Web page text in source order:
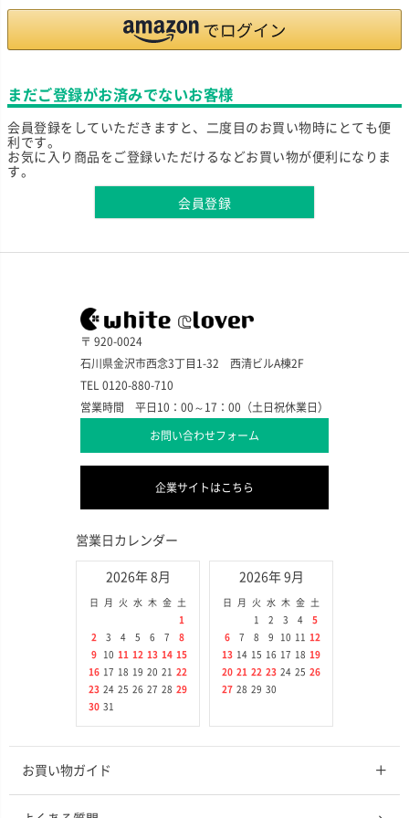
まだご登録がお済みでないお客様
会員登録をしていただきますと、二度目のお買い物時にとても便
利です。
お気に入り商品をご登録いただけるなどお買い物が便利になりま
す。
会員登録
〒 920-0024
石川県金沢市西念3丁目1-32 西清ビルA棟2F
TEL 0120-880-710
営業時間 平日10：00～17：00（土日祝休業日）
お問い合わせフォーム
企業サイトはこちら
営業日カレンダー
2026年 8月
日 月 火 水 木 金
土
1
2
3 4 5 6 7
8
9
10 11 12 13 14 15
16 17 18 19 20 21
22
23 24 25 26 27 28 29
30 31
2026年 9月
日 月 火 水 木 金
土
1
2 3 4
5
6
7 8 9 10 11
12
13 14 15 16 17 18 19
20 21 22 23 24 25 26
27 28 29 30
お買い物ガイド